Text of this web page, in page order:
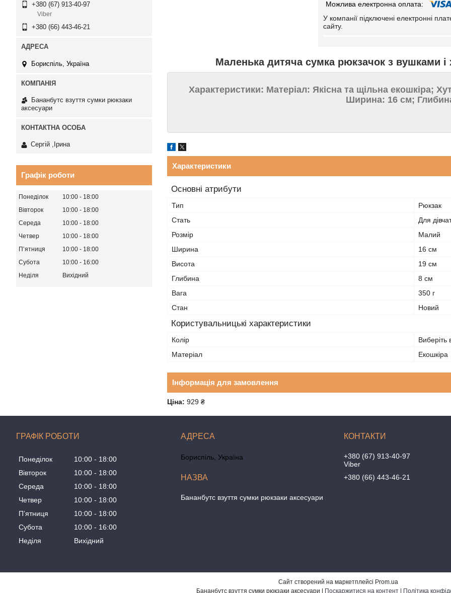
У компанії підключені електронні
сайту.
Маленька дитяча сумка рюкзачок з вушками
Характеристики: Матеріал: Якісна та щільна екошкіра;
Ширина: 16 см;
Характеристики
Основні атрибути
Тип
Рюкзак
Стать
Для
Розмір
Малий
Ширина
16 см
Висота
19 см
Глибина
8 см
Вага
350 г
Стан
Новий
Користувальницькі характеристики
Колір
Виберіть
Матеріал
Екошкіра
Інформація для замовлення
Ціна: 929 ₴
+380 (67) 913-40-97
Viber
+380 (66) 443-46-21
Бориспіль, Україна
Бананбутс взуття сумки рюкзаки
аксесуари
Сергій ,Ірина
Графік роботи
Понеділок 10:00
18:00
Вівторок
10:00
18:00
Середа
10:00
18:00
Четвер
10:00
18:00
Пʼятниця
10:00
18:00
Субота
10:00
16:00
Неділя
Вихідний
ГРАФІК РОБОТИ
Понеділок 10:00
18:00
Вівторок
10:00
18:00
Середа
10:00
18:00
Четвер
10:00
18:00
Пʼятниця
10:00
18:00
Субота
10:00
16:00
Неділя
Вихідний
Бориспіль, Україна
Бананбутс взуття сумки рюкзаки аксесуари
+380 (67) 913-40-97
Viber
+380 (66) 443-46-21
Сайт створений на маркетплейсі Prom.ua
Поскаржитися на контент Політика